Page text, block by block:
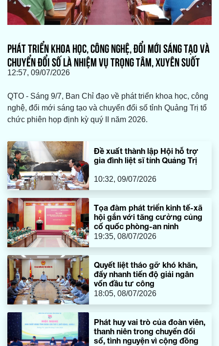
PHÁT TRIỂN KHOA HỌC, CÔNG NGHỆ, ĐỔI MỚI SÁNG TẠO VÀ
CHUYỂN ĐỔI SỐ LÀ NHIỆM VỤ TRỌNG TÂM, XUYÊN SUỐT
12:57, 09/07/2026
QTO - Sáng 9/7, Ban Chỉ đạo về phát triển khoa học, công
nghệ, đổi mới sáng tạo và chuyển đổi số tỉnh Quảng Trị tổ
chức phiên họp định kỳ quý II năm 2026.
Đề xuất thành lập Hội hỗ trợ
gia đình liệt sĩ tỉnh Quảng Trị
10:32, 09/07/2026
Tọa đàm phát triển kinh tế-xã
hội gắn với tăng cường củng
cố quốc phòng-an ninh
19:35, 08/07/2026
Quyết liệt tháo gỡ khó khăn,
đẩy nhanh tiến độ giải ngân
vốn đầu tư công
18:05, 08/07/2026
Phát huy vai trò của đoàn viên,
thanh niên trong chuyển đổi
số, tình nguyện vì cộng đồng